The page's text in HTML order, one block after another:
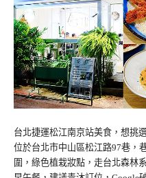
台北捷運松江南京站美食，想挑
位於台北市中山區松江路97巷，
圍，綠色植栽妝點，走台北森林